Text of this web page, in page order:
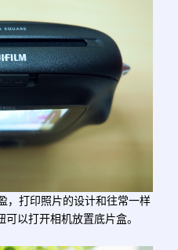
，打印照片的设计和往常一样
以打开相机放置底片盒。